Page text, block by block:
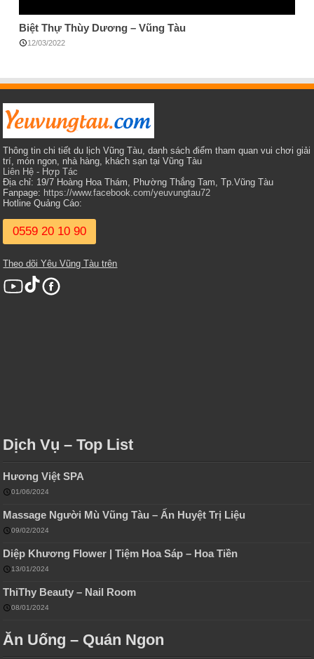
Biệt Thự Thùy Dương – Vũng Tàu
12/03/2022
Thông tin chi tiết du lịch Vũng Tàu, danh sách điểm tham quan vui chơi giải
trí, món ngon, nhà hàng, khách sạn tại Vũng Tàu
Liên Hệ - Hợp Tác
Địa chỉ: 19/7 Hoàng Hoa Thám, Phường Thắng Tam, Tp.Vũng Tàu
Fanpage: https://www.facebook.com/yeuvungtau72
Hotline Quảng Cáo:
0559 20 10 90
Theo dõi Yêu Vũng Tàu trên
Dịch Vụ – Top List
Hương Việt SPA
01/06/2024
Massage Người Mù Vũng Tàu – Ấn Huyệt Trị Liệu
09/02/2024
Diệp Khương Flower | Tiệm Hoa Sáp – Hoa Tiền
13/01/2024
ThiThy Beauty – Nail Room
08/01/2024
Ăn Uống – Quán Ngon